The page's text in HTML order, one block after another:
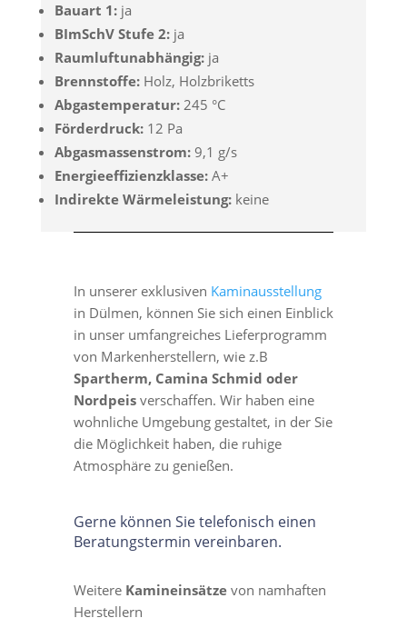
Bauart 1:ja
BImSchV Stufe 2:ja
Raumluftunabhängig:ja
Brennstoffe:Holz, Holzbriketts
Abgastemperatur:245 °C
Förderdruck:12 Pa
Abgasmassenstrom:9,1 g/s
Energieeffizienzklasse:A+
Indirekte Wärmeleistung:keine
In unserer exklusiven Kaminausstellung
in Dülmen, können Sie sich einen Einblick
in unser umfangreiches Lieferprogramm
von Markenherstellern, wie z.B
Spartherm, Camina Schmid oder
Nordpeisverschaffen. Wir haben eine
wohnliche Umgebung gestaltet, in der Sie
die Möglichkeit haben, die ruhige
Atmosphäre zu genießen.
Gerne können Sie telefonisch einen
Beratungstermin vereinbaren.
Weitere Kamineinsätzevon namhaften
Herstellern